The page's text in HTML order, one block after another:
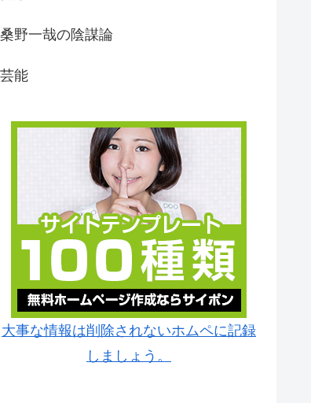
桑野一哉の陰謀論
芸能
大事な情報は削除されないホムペに記録
しましょう。